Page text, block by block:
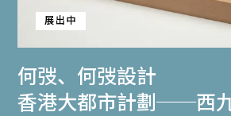
何弢、 何弢設計
展出中
香港大都市計劃──西